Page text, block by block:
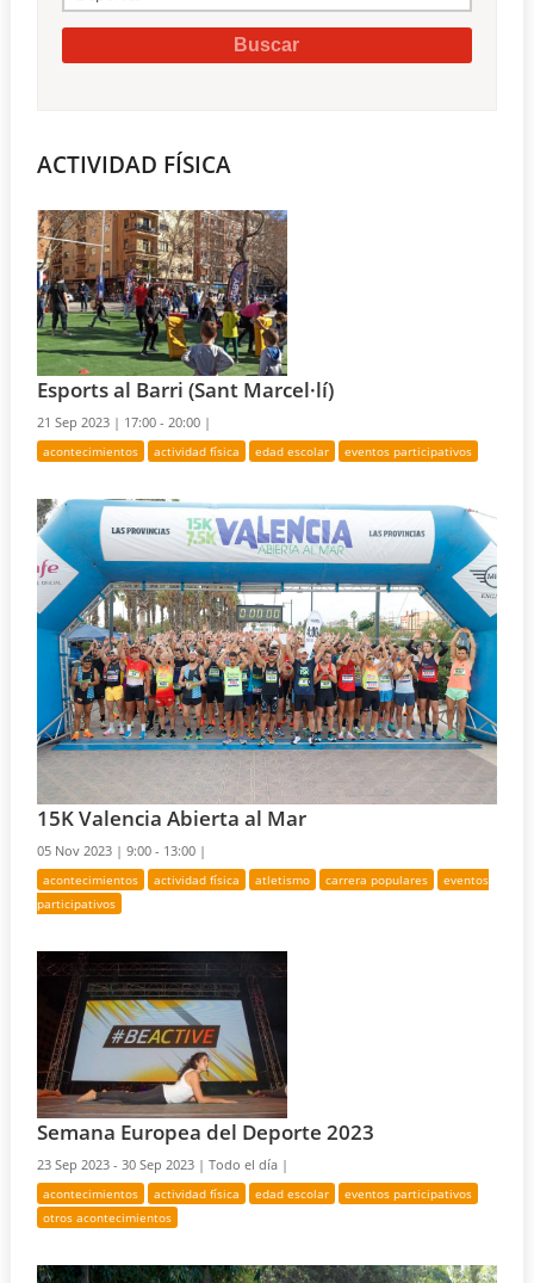
ACTIVIDAD FÍSICA
Esports al Barri (Sant Marcel·lí)
21 Sep 2023 | 17:00 - 20:00 |
acontecimientos actividad física edad escolar eventos participativos
15K Valencia Abierta al Mar
05 Nov 2023 |9:00 - 13:00 |
acontecimientos actividad física atletismo carrera populares
eventos
participativos
Semana Europea del Deporte 2023
23 Sep 2023 - 30 Sep 2023 |Todo el día |
acontecimientos actividad física edad escolar
eventos participativos
otros acontecimientos